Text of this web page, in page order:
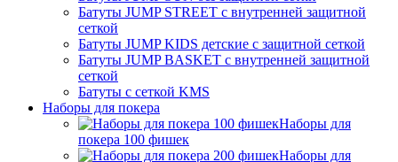
Батуты JUMP STREET с внутренней защитной
сеткой
Батуты JUMP KIDS детские с защитной сеткой
Батуты JUMP BASKET с внутренней защитной
сеткой
Батуты с сеткой KMS
Наборы для покера
Наборы для
покера 100 фишек
Наборы для